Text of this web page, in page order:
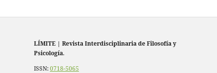
LÍMITE | Revista Interdisciplinaria de Filosofía y
Psicología.
ISSN:0718-5065